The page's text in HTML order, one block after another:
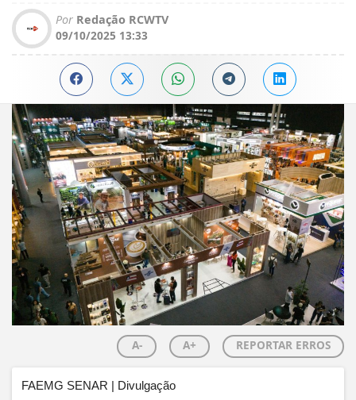
Por Redação RCWTV
09/10/2025 13:33
A- A+ REPORTAR ERROS
FAEMG SENAR | Divulgação